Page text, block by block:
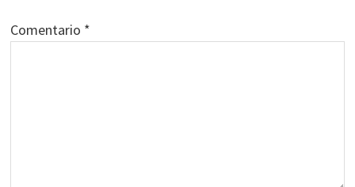
Comentario *